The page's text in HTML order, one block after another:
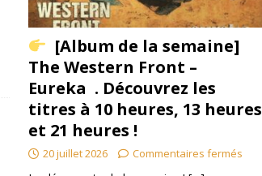
[Album de la semaine]
The Western Front –
Eureka . Découvrez les
titres à 10 heures, 13 heures
et 21 heures !
20 juillet 2026 Commentaires fermés